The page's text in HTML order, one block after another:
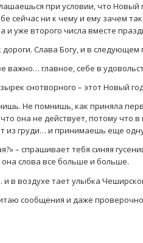
при условии, что
сейчас ни к чему и ему зачем
и уже второго числа вместе
дороги. Слава Богу, и в следующем
важно… главное, себе в
снотворного – этот Новый
Не помнишь, как приняла
она не действует, потому что
из груди… и принимаешь еще
– спрашивает тебя синяя
она слова все больше и больше.
и в воздухе тает улыбка
сообщения и даже